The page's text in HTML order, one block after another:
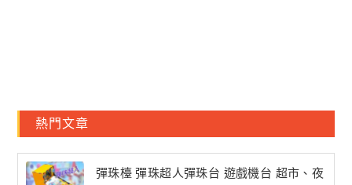
熱門文章
彈珠檯 彈珠超人彈珠台 遊戲機台 超市、夜